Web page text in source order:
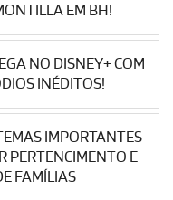
EM BH!
NO DISNEY+ COM
INÉDITOS!
IMPORTANTES
PERTENCIMENTO E
FAMÍLIAS